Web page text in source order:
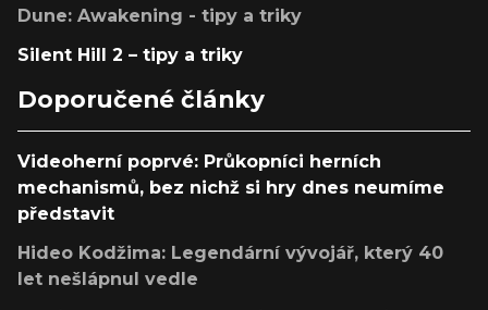
Dune: Awakening - tipy a triky
Silent Hill 2 – tipy a triky
Doporučené články
Videoherní poprvé: Průkopníci herních
mechanismů, bez nichž si hry dnes neumíme
představit
Hideo Kodžima: Legendární vývojář, který 40
let nešlápnul vedle